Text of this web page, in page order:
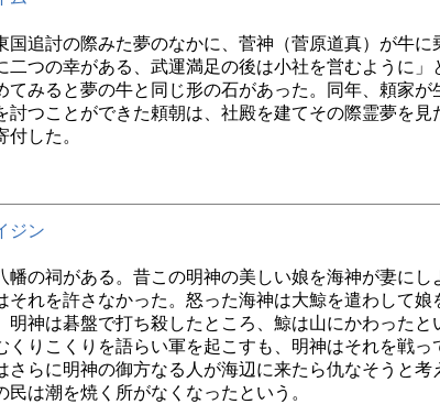
国追討の際みた夢のなかに、菅神（菅原道真）が牛に
二つの幸がある、武運満足の後は小社を営むように」
てみると夢の牛と同じ形の石があった。同年、頼家が
討つことができた頼朝は、社殿を建てその際霊夢を見
した。
ジン
幡の祠がある。昔この明神の美しい娘を海神が妻にし
それを許さなかった。怒った海神は大鯨を遣わして娘
明神は碁盤で打ち殺したところ、鯨は山にかわったと
くりこくりを語らい軍を起こすも、明神はそれを戦っ
さらに明神の御方なる人が海辺に来たら仇なそうと考
民は潮を焼く所がなくなったという。